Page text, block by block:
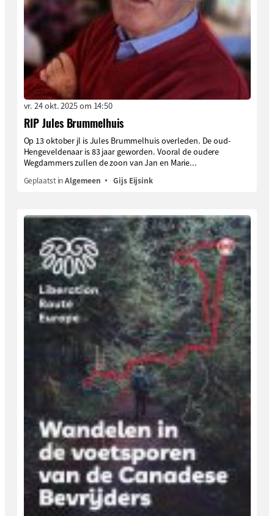
vr. 24 okt. 2025 om 14:50
RIP Jules Brummelhuis
Op 13 oktober jl is Jules Brummelhuis overleden. De oud-
Hengeveldenaar is 83 jaar geworden. Vooral de oudere
Wegdammers zullen de zoon van Jan en Marie...
Geplaatst inAlgemeen Gijs Eijsink